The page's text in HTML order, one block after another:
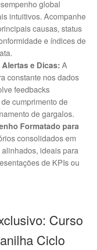
global
intuitivos. Acompanhe
causas, status
e índices de
e Dicas: A
constante nos dados
feedbacks
cumprimento de
de gargalos.
Formatado para
consolidados em
ideais para
de KPIs ou
Curso
Ciclo